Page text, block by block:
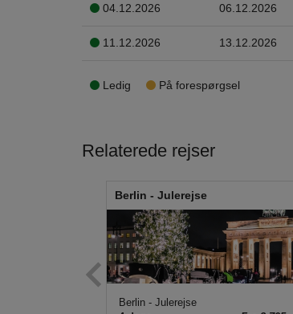
04.12.2026 06.12.2026
11.12.2026 13.12.2026
Ledig På forespørgsel
Relaterede rejser
Berlin - Julerejse
Berlin - Julerejse